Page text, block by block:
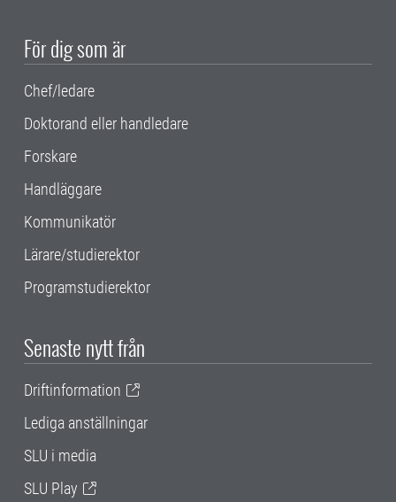
För dig som är
Chef/ledare
Doktorand eller handledare
Forskare
Handläggare
Kommunikatör
Lärare/studierektor
Programstudierektor
Senaste nytt från
Driftinformation
Lediga anställningar
SLU i media
SLU Play